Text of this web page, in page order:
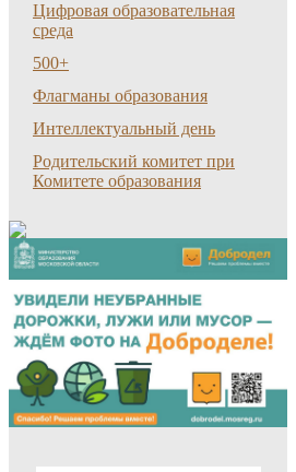
Цифровая образовательная
среда
500+
Флагманы образования
Интеллектуальный день
Родительский комитет при
Комитете образования